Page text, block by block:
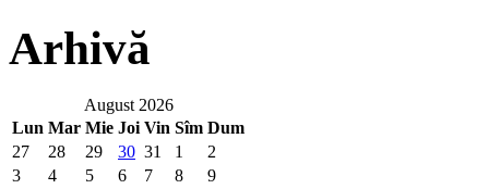
Arhivă
August 2026
Lun Mar Mie Joi Vin Sîm Dum
27
28 29 30 31 1
2
3
4 5 6 7 8
9